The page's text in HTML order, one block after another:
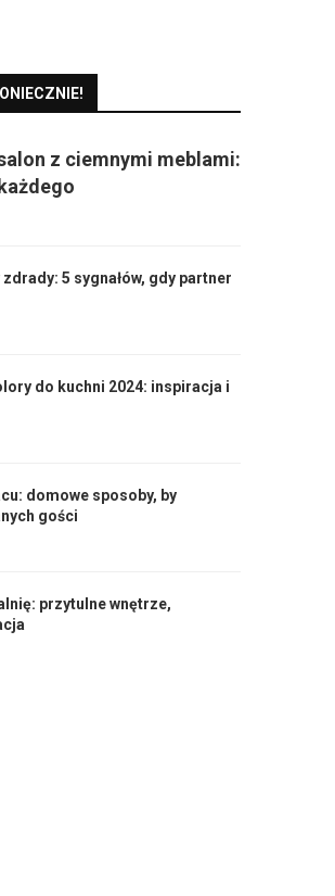
z ciemnymi meblami:
5 sygnałów, gdy partner
do kuchni 2024: inspiracja i
domowe sposoby, by
gości
przytulne wnętrze,